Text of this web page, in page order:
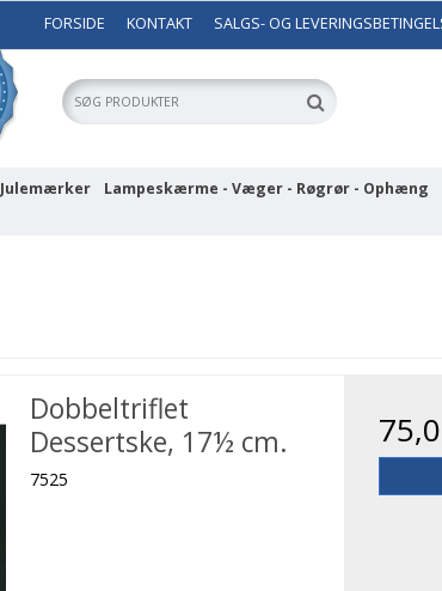
FORSIDE KONTAKT SALGS- OG
Julemærker Lampeskærme - Væger - Røgrør - Ophæng
Dobbeltriflet
Dessertske, 17½ cm.
7525